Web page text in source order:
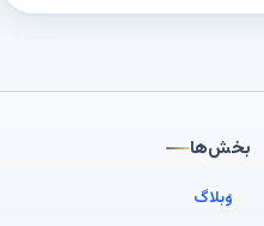
بخش‌ها
وبلاگ